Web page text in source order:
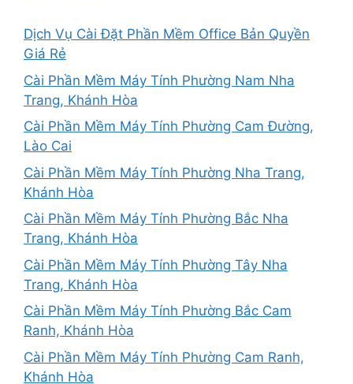
Dịch Vụ Cài Đặt Phần Mềm Office Bản Quyền
Giá Rẻ
Cài Phần Mềm Máy Tính Phường Nam Nha
Trang, Khánh Hòa
Cài Phần Mềm Máy Tính Phường Cam Đường,
Lào Cai
Cài Phần Mềm Máy Tính Phường Nha Trang,
Khánh Hòa
Cài Phần Mềm Máy Tính Phường Bắc Nha
Trang, Khánh Hòa
Cài Phần Mềm Máy Tính Phường Tây Nha
Trang, Khánh Hòa
Cài Phần Mềm Máy Tính Phường Bắc Cam
Ranh, Khánh Hòa
Cài Phần Mềm Máy Tính Phường Cam Ranh,
Khánh Hòa